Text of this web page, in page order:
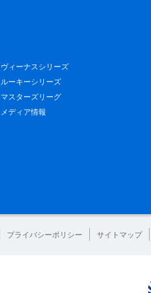
ヴィーナスシリーズ
ルーキーシリーズ
マスターズリーグ
メディア情報
プライバシーポリシー サイトマップ